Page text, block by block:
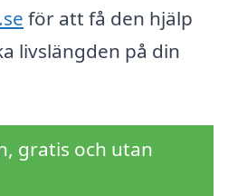
för att få den hjälp
livslängden på din
gratis och utan